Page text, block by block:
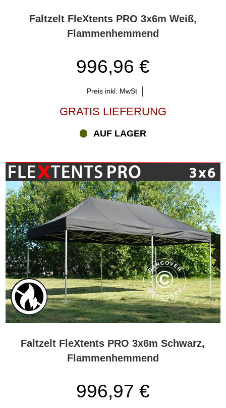
Faltzelt FleXtents PRO 3x6m Weiß,
Flammenhemmend
996,96 €
Preis inkl. MwSt
GRATIS LIEFERUNG
AUF LAGER
Faltzelt FleXtents PRO 3x6m Schwarz,
Flammenhemmend
996,97 €